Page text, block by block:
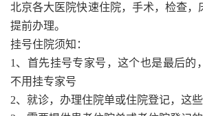
北京各大医院快速住院，手术，检查，
提前办理。
挂号住院须知：
1、首先挂号专家号，这个也是最后的
不用挂专家号
2、就诊，办理住院单或住院登记，这